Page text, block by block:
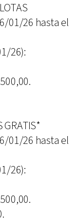
01/26 hasta el
26):
GRATIS*
01/26 hasta el
26):